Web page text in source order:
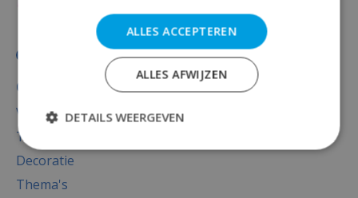
Categorieën
Versiering
Totaal thema feest
Decoratie
Thema's
ALLES ACCEPTEREN
ALLES AFWIJZEN
DETAILS WEERGEVEN